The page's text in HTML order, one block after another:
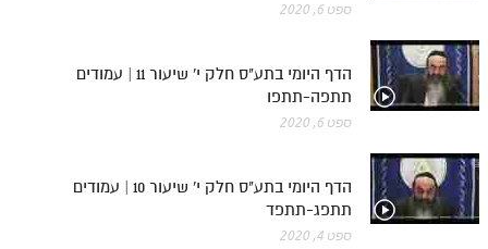
ספט 6, 2020
הדף היומי בתע"ס חלק י' שיעור 11 | עמודים
תתפה-תתפו
ספט 6, 2020
הדף היומי בתע"ס חלק י' שיעור 10 | עמודים
תתפג-תתפד
ספט 4, 2020